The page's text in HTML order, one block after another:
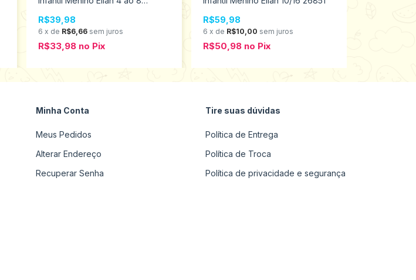
R$39,98
6 x de R$6,66 sem juros
R$33,98 no Pix
R$59,98
6 x de R$10,00 sem juros
R$50,98 no Pix
Minha Conta
Meus Pedidos
Alterar Endereço
Recuperar Senha
Tire suas dúvidas
Política de Entrega
Política de Troca
Política de privacidade e segurança